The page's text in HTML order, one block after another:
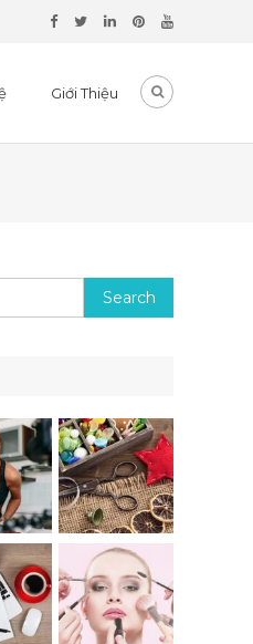
Giới Thiệu
Search for: